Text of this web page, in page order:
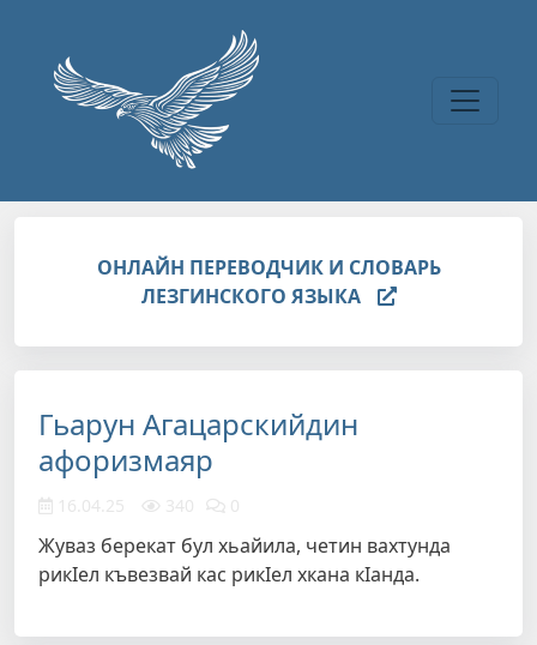
ОНЛАЙН ПЕРЕВОДЧИК И СЛОВАРЬ
ЛЕЗГИНСКОГО ЯЗЫКА
Гьарун Агацарскийдин
афоризмаяр
16.04.25 340 0
Жуваз берекат бул хьайила, четин вахтунда
рикIел къвезвай кас рикIел хкана кIанда.